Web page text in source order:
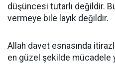
düşüncesi tutarlı değildir.
vermeye bile layık değildir.
Allah davet esnasında
en güzel şekilde mücadele